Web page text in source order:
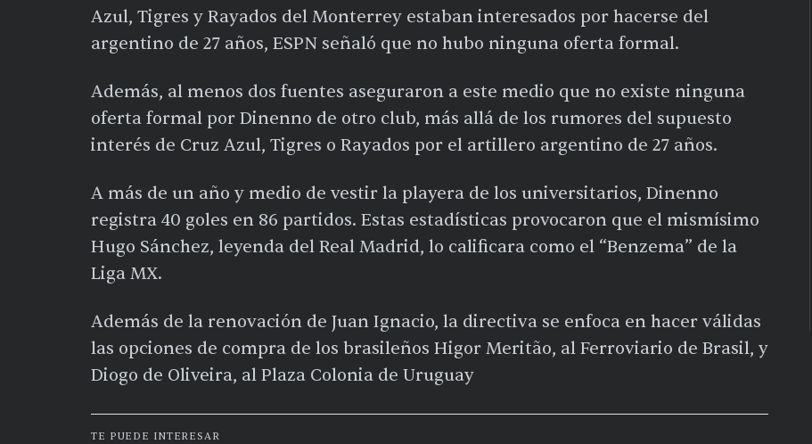
Azul, Tigres y Rayados del Monterrey estaban interesados por hacerse del
argentino de 27 años, ESPN señaló que no hubo ninguna oferta formal.
Además, al menos dos fuentes aseguraron a este medio que no existe ninguna
oferta formal por Dinenno de otro club, más allá de los rumores del supuesto
interés de Cruz Azul, Tigres o Rayados por el artillero argentino de 27 años.
A más de un año y medio de vestir la playera de los universitarios, Dinenno
registra 40 goles en 86 partidos. Estas estadísticas provocaron que el mismísimo
Hugo Sánchez, leyenda del Real Madrid, lo calificara como el “Benzema” de la
Liga MX.
Además de la renovación de Juan Ignacio, la directiva se enfoca en hacer válidas
las opciones de compra de los brasileños Higor Meritão, al Ferroviario de Brasil, y
Diogo de Oliveira, al Plaza Colonia de Uruguay
TE PUEDE INTERESAR